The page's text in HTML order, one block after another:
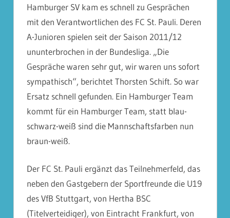
Hamburger SV kam es schnell zu Gesprächen
mit den Verantwortlichen des FC St. Pauli. Deren
A-Junioren spielen seit der Saison 2011/12
ununterbrochen in der Bundesliga. „Die
Gespräche waren sehr gut, wir waren uns sofort
sympathisch“, berichtet Thorsten Schift. So war
Ersatz schnell gefunden. Ein Hamburger Team
kommt für ein Hamburger Team, statt blau-
schwarz-weiß sind die Mannschaftsfarben nun
braun-weiß.
Der FC St. Pauli ergänzt das Teilnehmerfeld, das
neben den Gastgebern der Sportfreunde die U19
des VfB Stuttgart, von Hertha BSC
(Titelverteidiger), von Eintracht Frankfurt, von